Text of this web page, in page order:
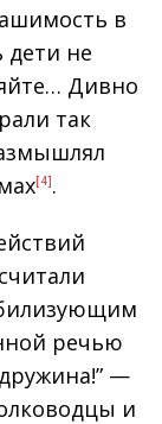
в
дети не
Дивно
так
[4].
речью
—
и